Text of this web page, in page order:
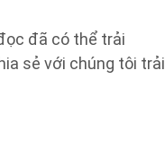
đã có thể trải
sẻ với chúng tôi trải